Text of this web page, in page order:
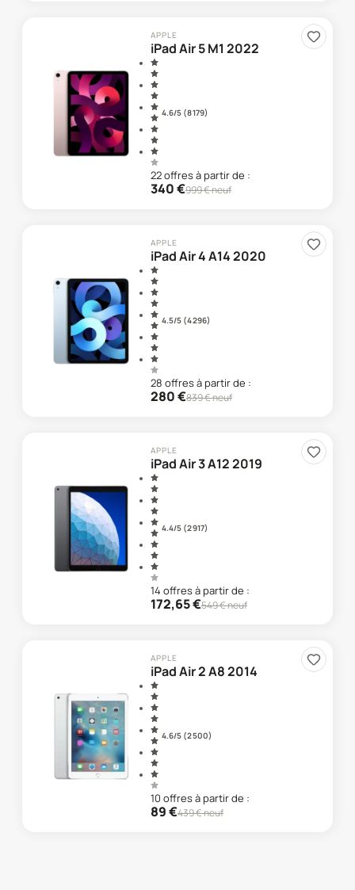
APPLE
iPad Air 5 M1 2022
4.6/5 (8 179)
22offresà partir de :
340€999€ neuf
APPLE
iPad Air 4 A14 2020
4.5/5 (4 296)
28 offresà partir de :
280€839€ neuf
APPLE
iPad Air 3 A12 2019
4.4/5 (2 917)
14 offresà partir de :
172,65€549€ neuf
APPLE
iPad Air 2 A8 2014
4.6/5 (2 500)
10 offresà partir de :
89€439€ neuf